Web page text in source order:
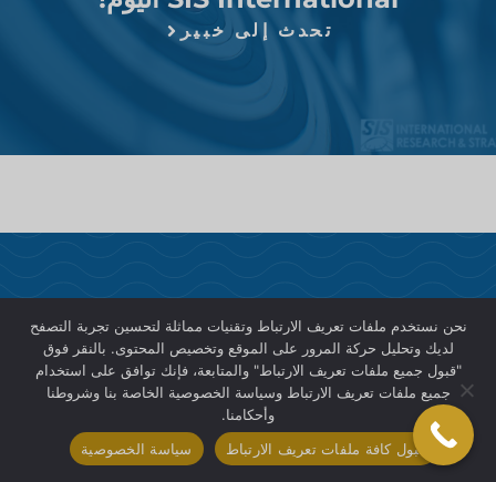
تحدث إلى خبير
SIS International هي شركة رائدة في مجال توفير
نحن نستخدم ملفات تعريف الارتباط وتقنيات مماثلة لتحسين تجربة التصفح
لديك وتحليل حركة المرور على الموقع وتخصيص المحتوى. بالنقر فوق
"قبول جميع ملفات تعريف الارتباط" والمتابعة، فإنك توافق على استخدام
جميع ملفات تعريف الارتباط وسياسة الخصوصية الخاصة بنا وشروطنا
وأحكامنا.
قبول كافة ملفات تعريف الارتباط
سياسة الخصوصية